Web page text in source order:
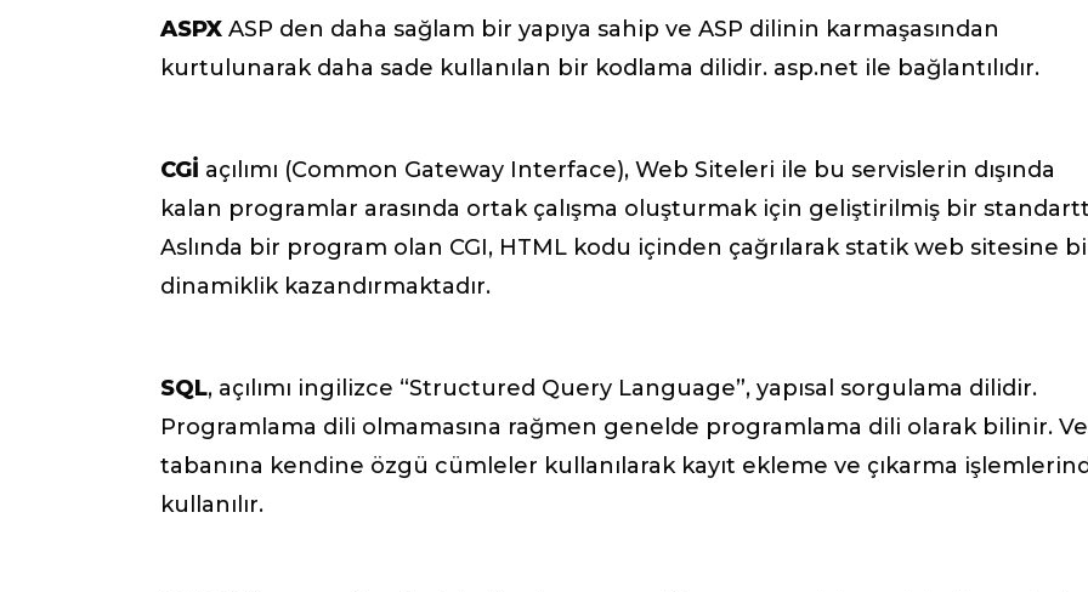
ASPX ASP den daha sağlam bir yapıya sahip ve ASP dilinin karmaşasından
kurtulunarak daha sade kullanılan bir kodlama dilidir. asp.net ile bağlantılıdır.
CGİ açılımı (Common Gateway Interface), Web Siteleri ile bu servislerin dışında
kalan programlar arasında ortak çalışma oluşturmak için geliştirilmiş bir
Aslında bir program olan CGI, HTML kodu içinden çağrılarak statik web sitesine
dinamiklik kazandırmaktadır.
SQL, açılımı ingilizce “Structured Query Language”, yapısal sorgulama dilidir.
Programlama dili olmamasına rağmen genelde programlama dili olarak bilinir.
tabanına kendine özgü cümleler kullanılarak kayıt ekleme ve çıkarma
kullanılır.